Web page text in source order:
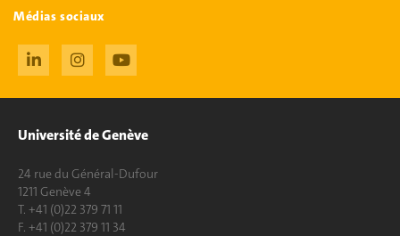
Médias sociaux
Université de Genève
24 rue du Général-Dufour
1211 Genève 4
T. +41 (0)22 379 71 11
F. +41 (0)22 379 11 34